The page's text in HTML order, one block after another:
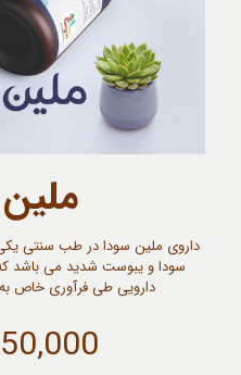
داروی ملین سودا در طب سنتی
سودا و یبوست شدید می باشد
دارویی طی فرآوری خاص